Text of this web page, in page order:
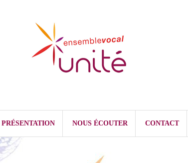
PRÉSENTATION NOUS ÉCOUTER CONTACT